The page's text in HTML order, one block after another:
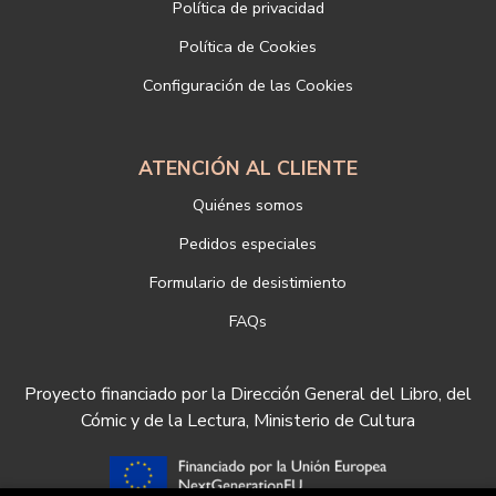
info@libreriadeportiva.com
Si desea ampliar información sobre la política de privacidad de
https://www.libreriadeportiva.com/proteccion-de-datos
Política de privacidad
Política de Cookies
Configuración de las Cookies
ATENCIÓN AL CLIENTE
Quiénes somos
Pedidos especiales
Formulario de desistimiento
FAQs
Proyecto financiado por la Dirección General del Libro, del
Cómic y de la Lectura, Ministerio de Cultura